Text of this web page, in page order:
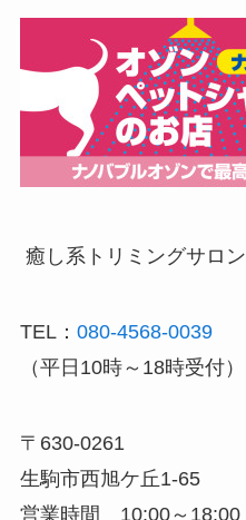
癒し系トリミングサロン
TEL： 080-4568-0039
（平日10時～18時受付）
〒630-0261
生駒市西旭ケ丘1-65
営業時間 10:00～18:00